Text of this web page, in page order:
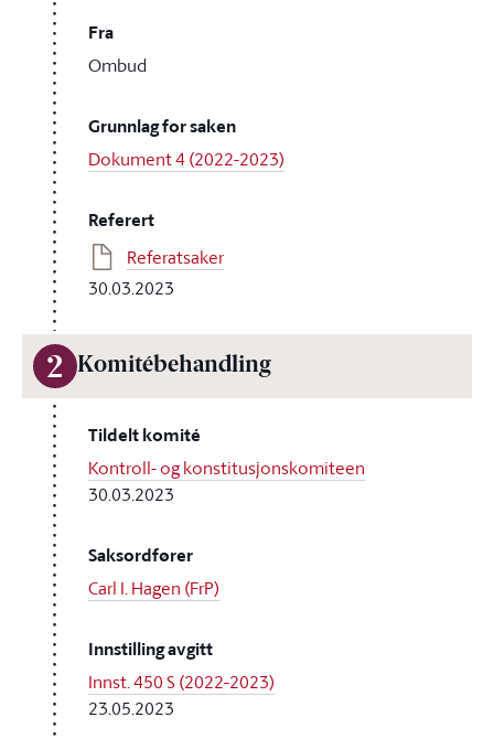
Fra
Ombud
Grunnlag for saken
Dokument 4 (2022-2023)
Referert
Referatsaker
30.03.2023
2 Komitébehandling
Tildelt komité
Kontroll- og konstitusjonskomiteen
30.03.2023
Saksordfører
Carl I. Hagen (FrP)
Innstilling avgitt
Innst. 450 S (2022-2023)
23.05.2023